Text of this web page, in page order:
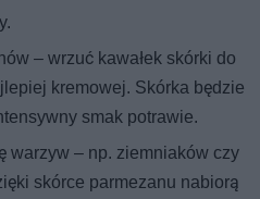
– wrzuć kawałek skórki do
kremowej. Skórka będzie
smak potrawie.
warzyw – np. ziemniaków czy
skórce parmezanu nabiorą